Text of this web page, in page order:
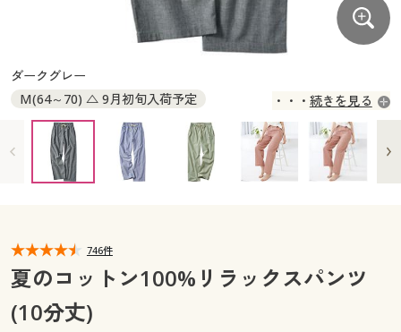
大きいサイズ メンズ
大きいサイズ 事務・制服
カタログ・チラシからのご注文
デジタルカタログ
カタログ無料プレゼント
マイページ
閲覧履歴
大きいサイズ 事務・制服
カタログ・チラシからのご注文
カタログ無料プレゼント
会員メニュー
閲覧履歴
お気に入り
ダークグレー
M(64～70) △ 9月初旬入荷予定
L(69～77) △ 9月初旬入荷予定
LL(77～85) ◎ 在庫あり
3L(85～93) ◎ 在庫あり
5L(101～109) ◎ 在庫あり
LT(69～77) △ 9月初旬入荷予定
続きを見る
746件
夏のコットン100%リラックスパンツ
(10分丈)